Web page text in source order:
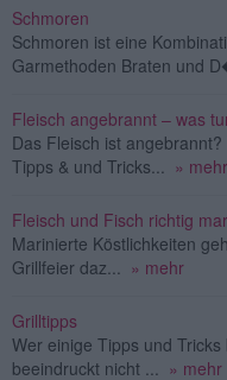
Schmoren
Schmoren ist eine
Garmethoden Braten und
Fleisch angebrannt – was
Das Fleisch ist
Tipps & und Tricks... » mehr
Fleisch und Fisch richtig
Marinierte Köstlichkeiten
Grillfeier daz... » mehr
Grilltipps
Wer einige Tipps und
beeindruckt nicht ... » mehr